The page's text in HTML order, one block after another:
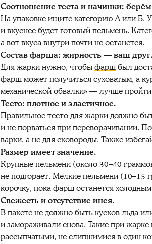
Соотношение теста и начинки:
На упаковке ищите категорию А или Б.
и вкуснее будет готовый пельмень.
а вот вкуса внутри почти не останется.
Состав фарша: жирность — ваш друг.
Для жарки нужно, чтобыфаршбыл
фарш может получиться суховатым, а
механической обвалки» — лучше
Тесто: плотное и эластичное.
Правильное тесто для жарки должно
и не порваться при переворачивании.
варки, а не для сковороды. Также
Размер имеет значение.
Крупные пельмени (около 30–40
не подгорает. Мелкие пельмени (10–15
корочку, пока фарш останется
Свежесть и отсутствие инея.
В пакете не должно быть кусков льда
и замораживали снова. Такие при
рассыпчатыми, не слипшимися в один